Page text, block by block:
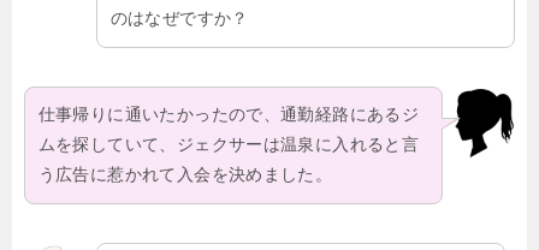
のはなぜですか？
仕事帰りに通いたかったので、通勤経路にあるジ
ムを探していて、ジェクサーは温泉に入れると言
う広告に惹かれて入会を決めました。